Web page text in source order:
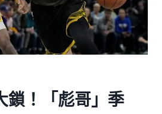
鎖！「彪哥」季